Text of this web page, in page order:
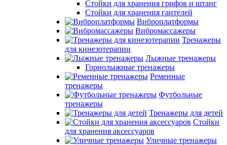
Стойки для хранения грифов и штанг
Стойки для хранения гантелей
Виброплатформы
Вибромассажеры
Тренажеры
для кинезотерапии
Лыжные тренажеры
Горнолыжные тренажеры
Ременные
тренажеры
Футбольные
тренажеры
Тренажеры для детей
Стойки
для хранения аксессуаров
Уличные тренажеры